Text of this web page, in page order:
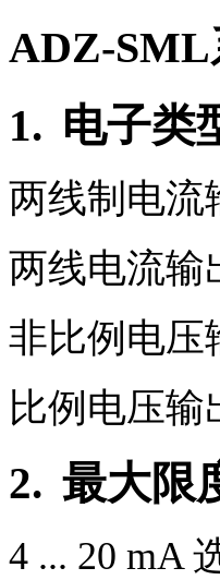
ADZ-SML
1. 电子类
两线制电流
两线电流输
非比例电压
比例电压输
2. 最大限
4 ... 20 mA